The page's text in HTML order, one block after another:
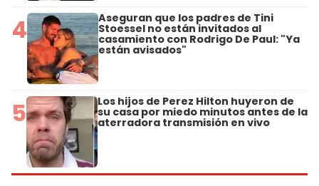
4 Aseguran que los padres de Tini
Stoessel no están invitados al
casamiento con Rodrigo De Paul: "Ya
están avisados"
5 Los hijos de Perez Hilton huyeron de
su casa por miedo minutos antes de la
aterradora transmisión en vivo